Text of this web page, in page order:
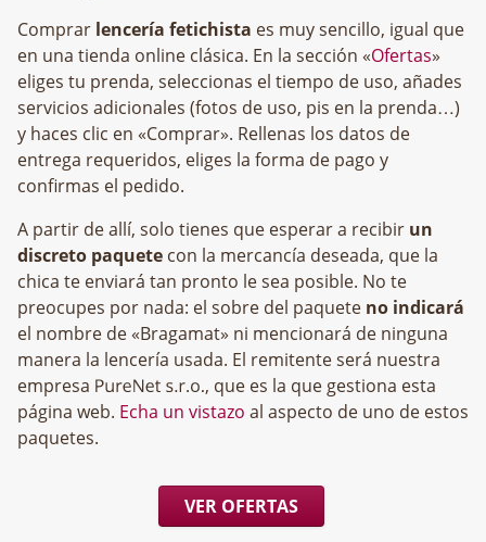
Comprar lencería fetichista es muy sencillo, igual que
en una tienda online clásica. En la sección «Ofertas»
eliges tu prenda, seleccionas el tiempo de uso, añades
servicios adicionales (fotos de uso, pis en la prenda…)
y haces clic en «Comprar». Rellenas los datos de
entrega requeridos, eliges la forma de pago y
confirmas el pedido.
A partir de allí, solo tienes que esperar a recibir un
discreto paquete con la mercancía deseada, que la
chica te enviará tan pronto le sea posible. No te
preocupes por nada: el sobre del paquete no indicará
el nombre de «Bragamat» ni mencionará de ninguna
manera la lencería usada. El remitente será nuestra
empresa
, que es la que gestiona esta
página web. Echa un vistazo al aspecto de uno de estos
paquetes.
VER OFERTAS